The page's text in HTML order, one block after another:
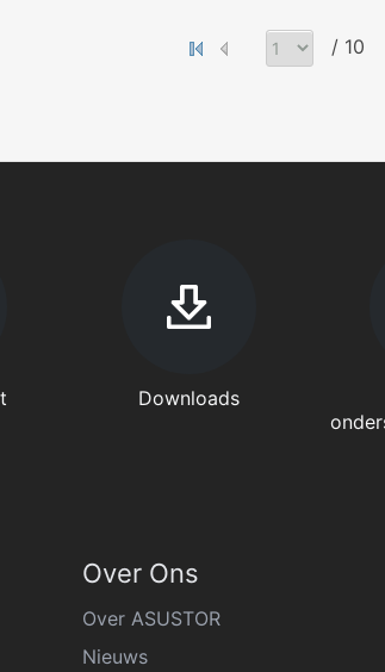
/ 10
Downloads
Over Ons
Over ASUSTOR
Nieuws